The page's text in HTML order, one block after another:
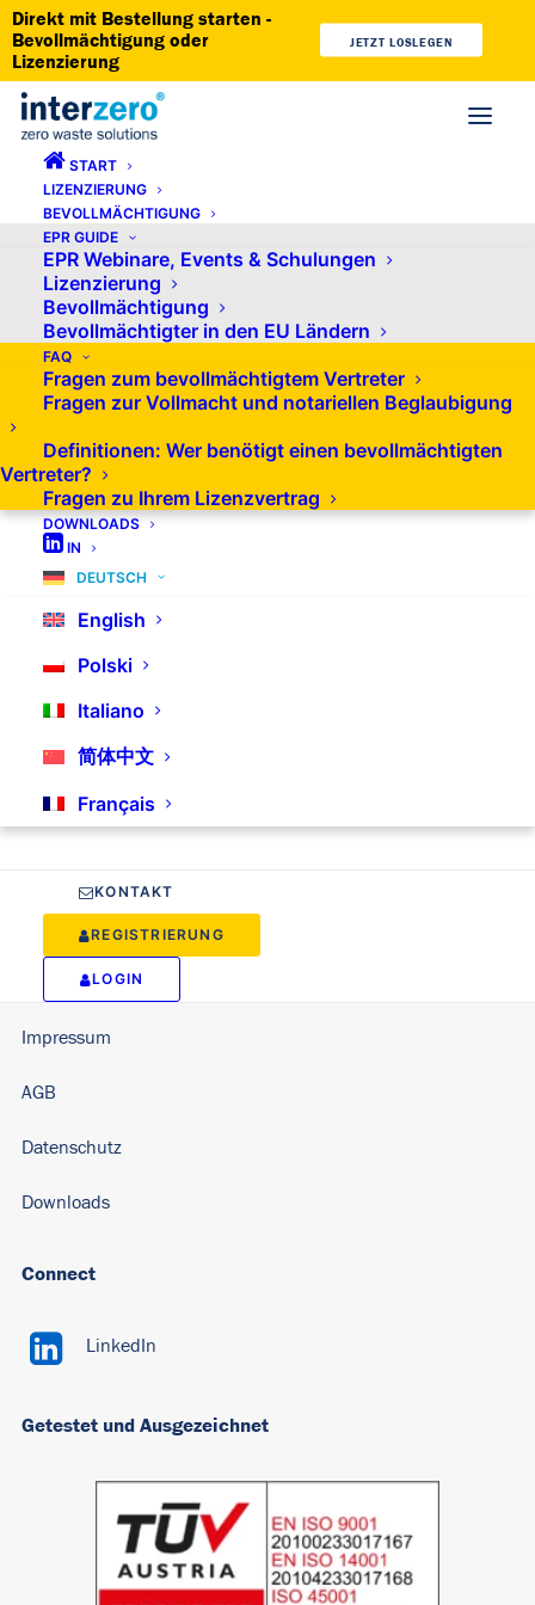
Direkt mit Bestellung starten -
Bevollmächtigung oder
Lizenzierung
JETZT LOSLEGEN
START
LIZENZIERUNG
BEVOLLMÄCHTIGUNG
EPR GUIDE
EPR Webinare, Events & Schulungen
Lizenzierung
Bevollmächtigung
Bevollmächtigter in den EU Ländern
FAQ
Fragen zum bevollmächtigtem Vertreter
Fragen zur Vollmacht und notariellen Beglaubigung
Definitionen: Wer benötigt einen bevollmächtigten
Vertreter?
Fragen zu Ihrem Lizenzvertrag
DOWNLOADS
IN
DEUTSCH
English
Polski
Italiano
简体中文
Français
KONTAKT
REGISTRIERUNG
LOGIN
I am text block. Click edit button to change this text. Lorem
ipsum dolor sit amet, consectetur adipiscing elit. Ut elit
tellus, luctus nec ullamcorper mattis, pulvinar dapibus leo.
I am text block. Click edit button to change this text. Lorem
ipsum dolor sit amet, consectetur adipiscing elit. Ut elit
tellus, luctus nec ullamcorper mattis, pulvinar dapibus leo.
Service
Impressum
AGB
Datenschutz
Downloads
Newsletter
Connect
LinkedIn
Getestet und Ausgezeichnet